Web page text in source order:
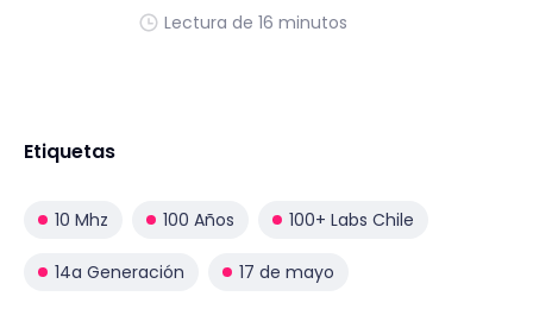
Lectura de 16 minutos
Etiquetas
10 Mhz 100 Años 100+ Labs Chile
14a Generación 17 de mayo